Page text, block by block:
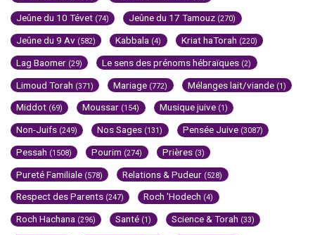
Jeûne du 10 Tévet (74) Jeûne du 17 Tamouz (270)
Jeûne du 9 Av (582) Kabbala (4) Kriat haTorah (220)
Lag Baomer (29) Le sens des prénoms hébraïques (2)
Limoud Torah (371) Mariage (772) Mélanges lait/viande (1)
Middot (69) Moussar (154) Musique juive (1)
Non-Juifs (249) Nos Sages (131) Pensée Juive (3087)
Pessah (1508) Pourim (274) Prières (3)
Pureté Familiale (578) Relations & Pudeur (528)
Respect des Parents (247) Roch 'Hodech (4)
Roch Hachana (296) Santé (1) Science & Torah (33)